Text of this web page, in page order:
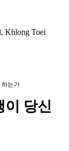
Khlong Toei
하는가
이 당신